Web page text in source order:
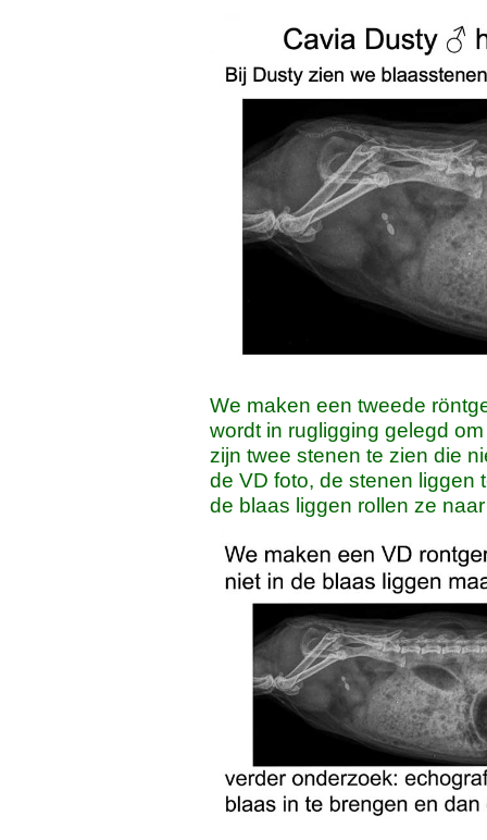
We maken een tweede
wordt in rugligging gelegd
zijn twee stenen te zien die
de VD foto, de stenen liggen
de blaas liggen rollen ze